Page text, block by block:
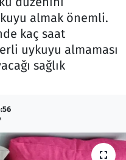
almak önemli.
kaç saat
uykuyu almaması
sağlık